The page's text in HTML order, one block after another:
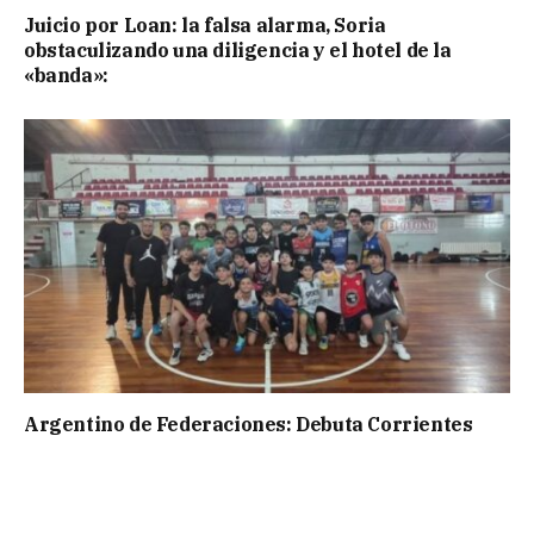
Juicio por Loan: la falsa alarma, Soria
obstaculizando una diligencia y el hotel de la
«banda»:
Argentino de Federaciones: Debuta Corrientes